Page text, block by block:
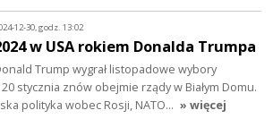
12-30, godz. 13:02
w USA rokiem Donalda Trumpa
Trump wygrał listopadowe wybory
stycznia znów obejmie rządy w Białym Domu.
polityka wobec Rosji, NATO… » więcej